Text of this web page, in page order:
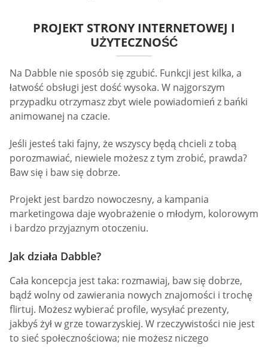
PROJEKT STRONY INTERNETOWEJ I
UŻYTECZNOŚĆ
Na Dabble nie sposób się zgubić. Funkcji jest kilka, a
łatwość obsługi jest dość wysoka. W najgorszym
przypadku otrzymasz zbyt wiele powiadomień z bańki
animowanej na czacie.
Jeśli jesteś taki fajny, że wszyscy będą chcieli z tobą
porozmawiać, niewiele możesz z tym zrobić, prawda?
Baw się i baw się dobrze.
Projekt jest bardzo nowoczesny, a kampania
marketingowa daje wyobrażenie o młodym, kolorowym
i bardzo przyjaznym otoczeniu.
Jak działa Dabble?
Cała koncepcja jest taka: rozmawiaj, baw się dobrze,
bądź wolny od zawierania nowych znajomości i trochę
flirtuj. Możesz wybierać profile, wysyłać prezenty,
jakbyś żył w grze towarzyskiej. W rzeczywistości nie jest
to sieć społecznościowa; nie możesz niczego